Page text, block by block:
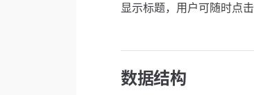
显示标题，用户可随时点击
数据结构